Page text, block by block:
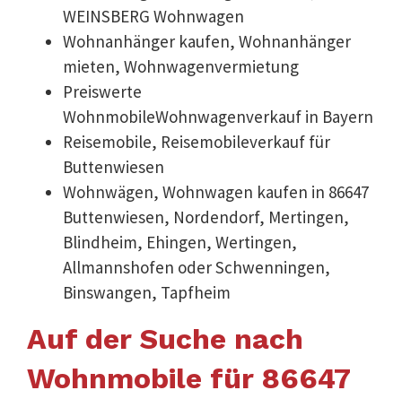
WEINSBERG Wohnwagen
Wohnanhänger kaufen, Wohnanhänger
mieten, Wohnwagenvermietung
Preiswerte
WohnmobileWohnwagenverkauf in Bayern
Reisemobile, Reisemobileverkauf für
Buttenwiesen
Wohnwägen, Wohnwagen kaufen in 86647
Buttenwiesen, Nordendorf, Mertingen,
Blindheim, Ehingen, Wertingen,
Allmannshofen oder Schwenningen,
Binswangen, Tapfheim
Auf der Suche nach
Wohnmobile für 86647